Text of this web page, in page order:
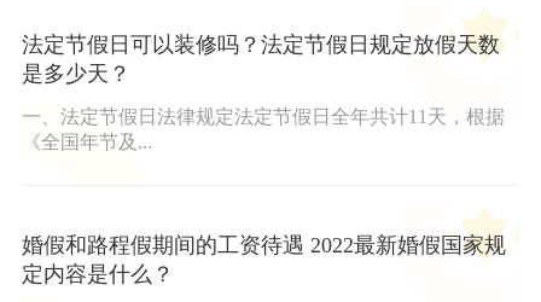
法定节假日可以装修吗？法定节假日规定放假天数
是多少天？
一、法定节假日法律规定法定节假日全年共计11天，根据
《全国年节及...
婚假和路程假期间的工资待遇 2022最新婚假国家规
定内容是什么？